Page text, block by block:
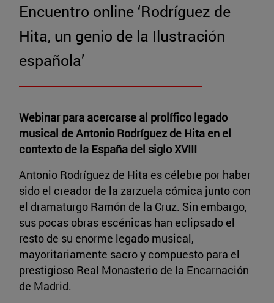
Encuentro online ‘Rodríguez de
Hita, un genio de la Ilustración
española’
Webinar para acercarse al prolífico legado
musical de Antonio Rodríguez de Hita en el
contexto de la España del siglo XVIII
Antonio Rodríguez de Hita es célebre por haber
sido el creador de la zarzuela cómica junto con
el dramaturgo Ramón de la Cruz. Sin embargo,
sus pocas obras escénicas han eclipsado el
resto de su enorme legado musical,
mayoritariamente sacro y compuesto para el
prestigioso Real Monasterio de la Encarnación
de Madrid.